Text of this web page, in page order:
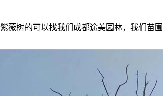
薇树的可以找我们成都途美园林，我们